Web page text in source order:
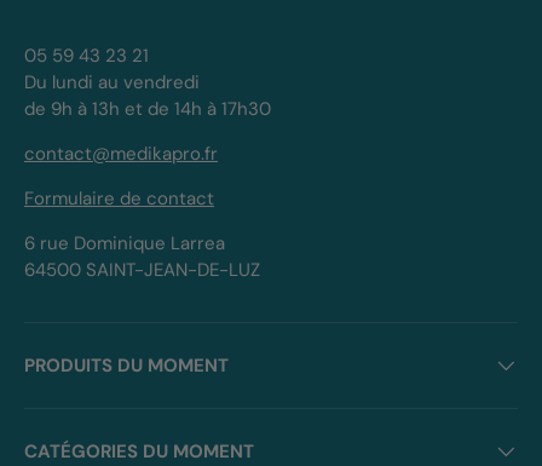
05 59 43 23 21
Du lundi au vendredi
de 9h à 13h et de 14h à 17h30
contact@medikapro.fr
Formulaire de contact
6 rue Dominique Larrea
64500 SAINT-JEAN-DE-LUZ
PRODUITS DU MOMENT
CATÉGORIES DU MOMENT